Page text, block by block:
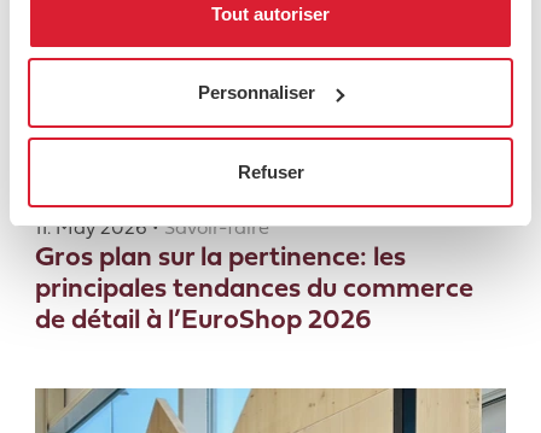
Tout autoriser
Personnaliser
Refuser
11. May 2026 •Savoir-faire
Gros plan sur la pertinence: les
principales tendances du commerce
de détail à l’EuroShop 2026